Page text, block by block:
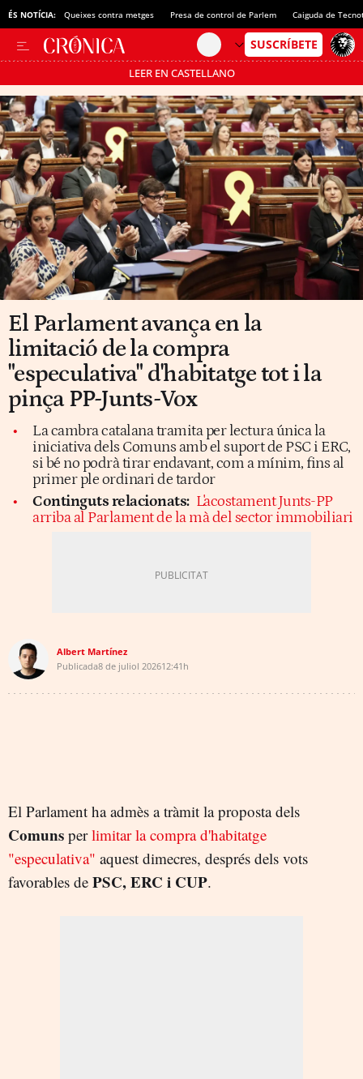
ÉS NOTÍCIA: Queixes contra metges Presa de control de Parlem Caiguda de
LEER EN CASTELLANO
Passa’t al mode estalvi
El Parlament avança en la
limitació de la compra
"especulativa" d'habitatge tot i la
pinça PP-Junts-Vox
La cambra catalana tramita per lectura única la
iniciativa dels Comuns amb el suport de PSC i ERC,
si bé no podrà tirar endavant, com a mínim, fins al
primer ple ordinari de tardor
Continguts relacionats: L'acostament Junts-PP
arriba al Parlament de la mà del sector immobiliari
Albert Martínez
Publicada8 de juliol 202612:41h
El Parlament ha admès a tràmit la proposta dels
Comuns perlimitar la compra d'habitatge
"especulativa" aquest dimecres, després dels vots
favorables de PSC, ERC i CUP.